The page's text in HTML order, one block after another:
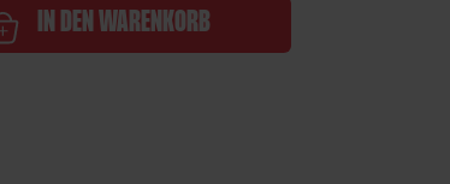
IN DEN WARENKORB